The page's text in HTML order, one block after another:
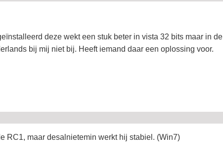
deze wekt een stuk beter in vista 32 bits maar in de
bij mij niet bij. Heeft iemand daar een oplossing voor.
RC1, maar desalnietemin werkt hij stabiel. (Win7)